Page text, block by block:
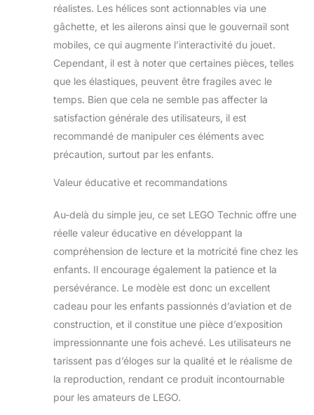
de sauvetage Cette
maquette d'avion
une excellente idée
de cadeau pour les
garçons et les filles
qui aiment les
représentent la vie
réelle
réalistes. Les hélices sont actionnables via une
gâchette, et les ailerons ainsi que le gouvernail sont
mobiles, ce qui augmente l’interactivité du jouet.
Cependant, il est à noter que certaines pièces, telles
que les élastiques, peuvent être fragiles avec le
temps. Bien que cela ne semble pas affecter la
satisfaction générale des utilisateurs, il est
recommandé de manipuler ces éléments avec
précaution, surtout par les enfants.
Valeur éducative et recommandations
Au-delà du simple jeu, ce set LEGO Technic offre une
réelle valeur éducative en développant la
compréhension de lecture et la motricité fine chez les
enfants. Il encourage également la patience et la
persévérance. Le modèle est donc un excellent
cadeau pour les enfants passionnés d’aviation et de
construction, et il constitue une pièce d’exposition
impressionnante une fois achevé. Les utilisateurs ne
tarissent pas d’éloges sur la qualité et le réalisme de
la reproduction, rendant ce produit incontournable
pour les amateurs de LEGO.